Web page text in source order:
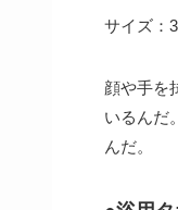
サイズ：
顔や手を
いるんだ
んだ。